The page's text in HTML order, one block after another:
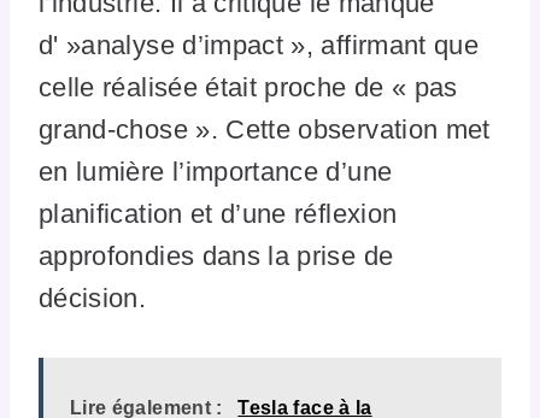
d' »analyse d’impact », affirmant que
celle réalisée était proche de « pas
grand-chose ». Cette observation met
en lumière l’importance d’une
planification et d’une réflexion
approfondies dans la prise de
décision.
Lire également : Tesla face à la